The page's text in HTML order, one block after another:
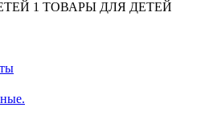
ТОВАРЫ ДЛЯ ДЕТЕЙ